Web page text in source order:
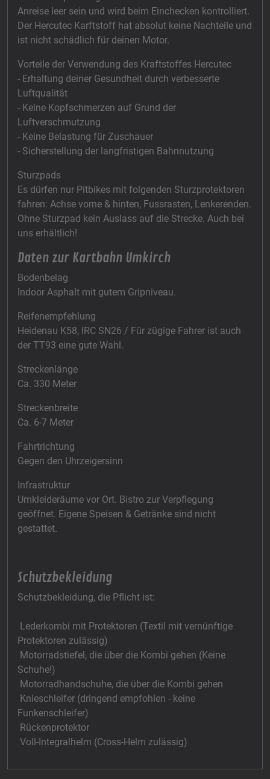
Anreise leer sein und wird beim Einchecken kontrolliert.
Der Hercutec Karftstoff hat absolut keine Nachteile und
ist nicht schädlich für deinen Motor.
Vorteile der Verwendung des Kraftstoffes Hercutec
- Erhaltung deiner Gesundheit durch verbesserte
Luftqualität
- Keine Kopfschmerzen auf Grund der
Luftverschmutzung
- Keine Belastung für Zuschauer
- Sicherstellung der langfristigen Bahnnutzung
Sturzpads
Es dürfen nur Pitbikes mit folgenden Sturzprotektoren
fahren: Achse vorne & hinten, Fussrasten, Lenkerenden.
Ohne Sturzpad kein Auslass auf die Strecke. Auch bei
uns erhältlich!
Daten zur Kartbahn Umkirch
Bodenbelag
Indoor Asphalt mit gutem Gripniveau.
Reifenempfehlung
Heidenau K58, IRC SN26 / Für zügige Fahrer ist auch
der TT93 eine gute Wahl.
Streckenlänge
Ca. 330 Meter
Streckenbreite
Ca. 6-7 Meter
Fahrtrichtung
Gegen den Uhrzeigersinn
Infrastruktur
Umkleideräume vor Ort. Bistro zur Verpflegung
geöffnet. Eigene Speisen & Getränke sind nicht
gestattet.
Schutzbekleidung
Schutzbekleidung, die Pflicht ist:
Lederkombi mit Protektoren (Textil mit vernünftige
Protektoren zulässig)
Motorradstiefel, die über die Kombi gehen (Keine
Schuhe!)
Motorradhandschuhe, die über die Kombi gehen
Knieschleifer (dringend empfohlen - keine
Funkenschleifer)
Rückenprotektor
Voll-Integralhelm (Cross-Helm zulässig)